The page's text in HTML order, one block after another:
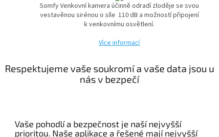
Somfy Venkovní kamera účinně odradí zloděje se svou
vestavěnou sirénou o síle 110 dB a možností připojení
k venkovnímu osvětlení.
Více informací
Respektujeme vaše soukromí a vaše data jsou u
nás v bezpečí
Vaše pohodlí a bezpečnost je naší nejvyšší
prioritou. Naše aplikace a řešené mají nejvyšší